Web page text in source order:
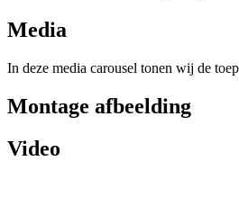
Media
In deze media carousel tonen wij de
Montage afbeelding
Video